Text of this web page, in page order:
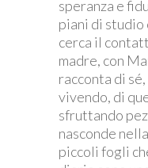
speranza e
piani di
cerca il
madre, con
racconta di
vivendo, di
sfruttando
nasconde
piccoli fogli